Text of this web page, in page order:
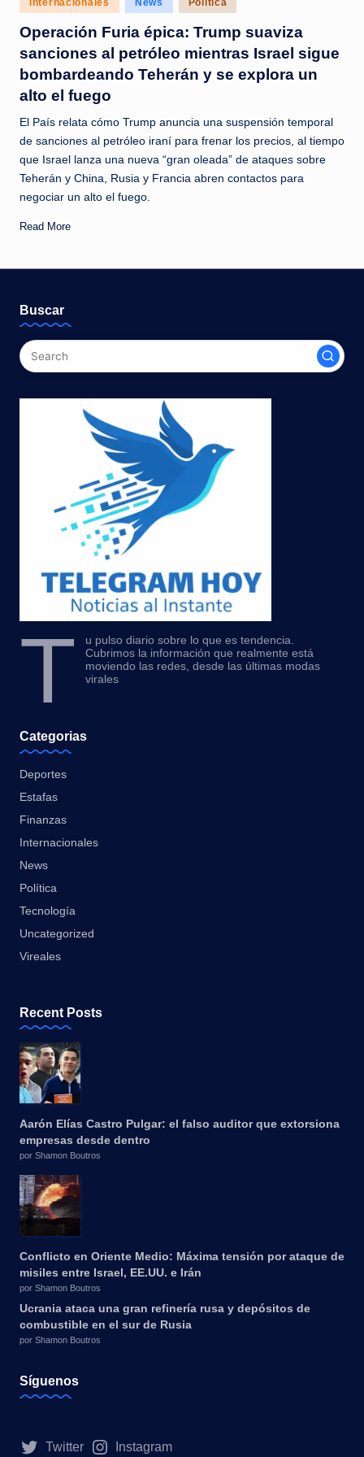
c
i
a
s
a
l
i
n
s
n
t
e
in
Internacionales News Política
Operación Furia épica: Trump suaviza
sanciones al petróleo mientras Israel sigue
bombardeando Teherán y se explora un
alto el fuego
El País relata cómo Trump anuncia una suspensión temporal
de sanciones al petróleo iraní para frenar los precios, al tiempo
que Israel lanza una nueva “gran oleada” de ataques sobre
Teherán y China, Rusia y Francia abren contactos para
negociar un alto el fuego.
Read More
Buscar
T
u pulso diario sobre lo que es tendencia.
Cubrimos la información que realmente está
moviendo las redes, desde las últimas modas
virales
Categorias
Deportes
Estafas
Finanzas
Internacionales
News
Política
Tecnología
Uncategorized
Vireales
Recent Posts
Aarón Elías Castro Pulgar: el falso auditor que extorsiona
empresas desde dentro
por Shamon Boutros
Conflicto en Oriente Medio: Máxima tensión por ataque de
misiles entre Israel, EE.UU. e Irán
por Shamon Boutros
Ucrania ataca una gran refinería rusa y depósitos de
combustible en el sur de Rusia
por Shamon Boutros
Síguenos
Twitter Instagram